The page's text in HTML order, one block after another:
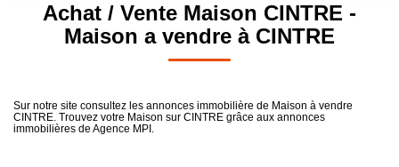
LOCATIONS
ESTIMATION
Sélectionnez...
Type de bien
Surface min
Plus de critères Créer une alerte
Achat / Vente Maison CINTRE -
Maison a vendre à CINTRE
Sur notre site consultez les annonces immobilière de Maison à vendre
CINTRE. Trouvez votre Maison sur CINTRE grâce aux annonces
immobilières de Agence MPI.